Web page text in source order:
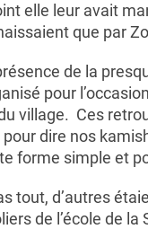
elle leur avait
que par
de la
pour
village. Ces
dire nos
forme simple et
tout, d’autres
de l’école de